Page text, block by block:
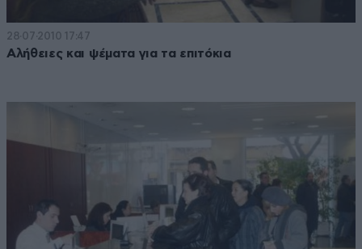
28·07·2010 17:47
Αλήθειες και ψέματα για τα επιτόκια